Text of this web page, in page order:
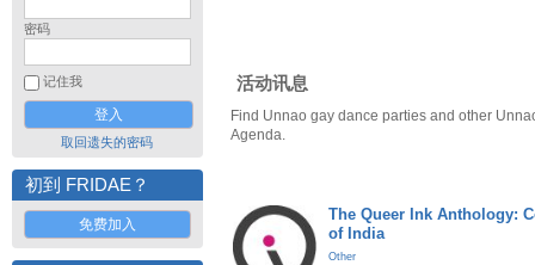
密码
记住我
取回遗失的密码
初到 FRIDAE？
免费加入
活动讯息
Find Unnao gay dance parties and other
Agenda.
The Queer Ink Anthology:
of India
Other